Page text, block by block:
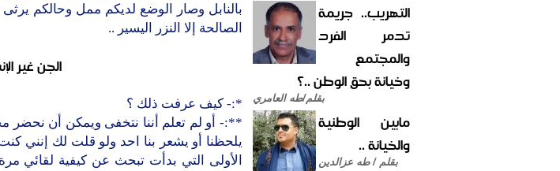
التهريب.. جريمة
تدمر الفرد
والمجتمع
وخيانة بحق الوطن ..؟
بقلم/طه العامري
مابين الوطنية
والخيانة ..
بقلم / طه عزالدين
بالنابل وصار الوضع لديكم ممل وحالكم
الصالحة إلا النزر اليسير ..
الجن غير
*:- كيف عرفت ذلك ؟
**:- أو لم تعلم أننا نتخفى ويمكن أن نحضر
يلحظنا أو يشعر بنا احد ولو قلت لك إنني
الأولى التي بدأت تبحث عن كيفية